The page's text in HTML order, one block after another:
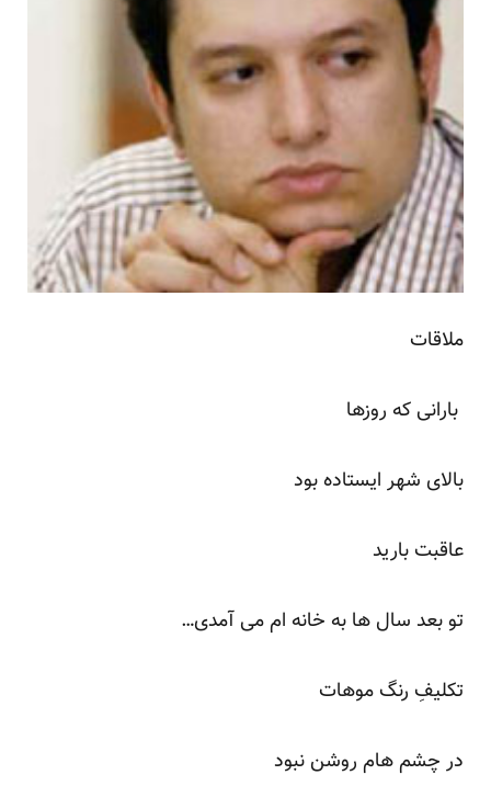
ملاقات
بارانی که روزها
بالای شهر ایستاده بود
عاقبت بارید
تو بعد سال ها به خانه ام می آمدی…
تکلیفِ رنگ موهات
در چشم هام روشن نبود